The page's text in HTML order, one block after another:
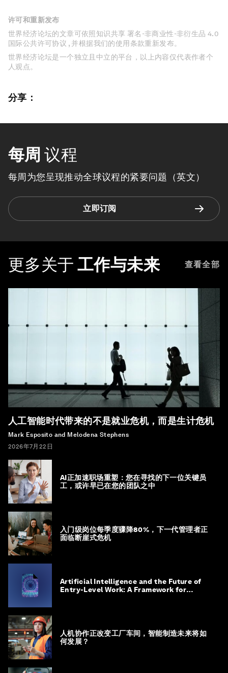
许可和重新发布
世界经济论坛的文章可依照知识共享 署名-非商业性-非衍生品 4.0
国际公共许可协议 , 并根据我们的使用条款重新发布。
世界经济论坛是一个独立且中立的平台，以上内容仅代表作者个
人观点。
分享：
每周 议程
每周为您呈现推动全球议程的紧要问题（英文）
立即订阅
更多关于 工作与未来 查看全部
人工智能时代带来的不是就业危机，而是生计危机
Mark Esposito and Melodena Stephens
2026年7月22日
AI正加速职场重塑：您在寻找的下一位关键员
工，或许早已在您的团队之中
入门级岗位每季度骤降80%，下一代管理者正
面临断崖式危机
Artificial Intelligence and the Future of
Entry-Level Work: A Framework for
人机协作正改变工厂车间，智能制造未来将如
何发展？